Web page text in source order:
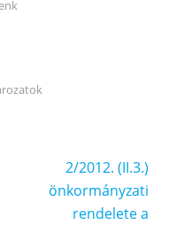
2/2012. (II.3.)
önkormányzati
rendelete a